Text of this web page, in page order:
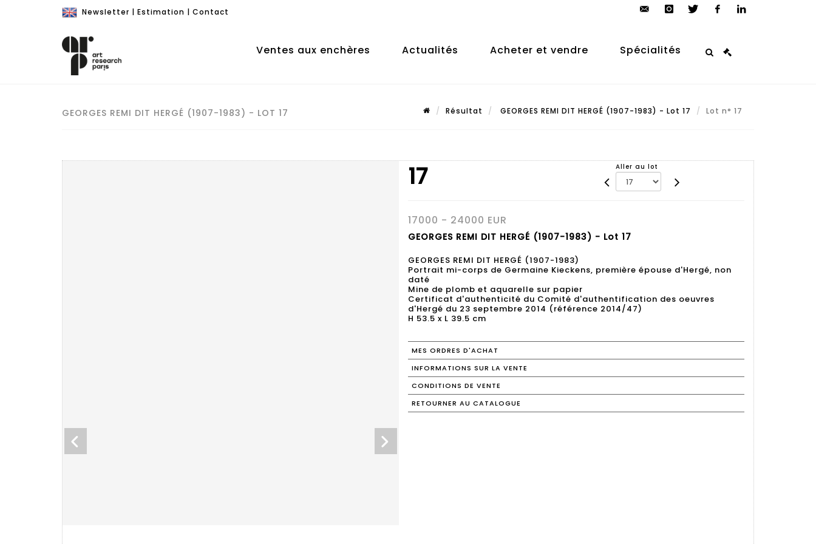
Newsletter | Estimation | Contact
auction.com
Ventes aux enchères Actualités Acheter et vendre Spécialités
GEORGES REMI DIT HERGÉ (1907-1983) - LOT 17 Résultat GEORGES REMI DIT HERGÉ (1907-1983) - Lot 17 Lot n° 17
17 Aller au lot
17000 - 24000 EUR
GEORGES REMI DIT HERGÉ (1907-1983) - Lot 17
GEORGES REMI DIT HERGÉ (1907-1983)
Portrait mi-corps de Germaine Kieckens, première épouse d'Hergé, non
daté
Mine de plomb et aquarelle sur papier
Certificat d'authenticité du Comité d'authentification des oeuvres
d'Hergé du 23 septembre 2014 (référence 2014/47)
H 53.5 x L 39.5 cm
MES ORDRES D'ACHAT
INFORMATIONS SUR LA VENTE
CONDITIONS DE VENTE
RETOURNER AU CATALOGUE